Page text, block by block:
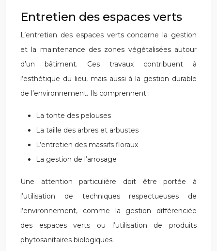
Entretien des espaces verts
L’entretien des espaces verts concerne la gestion
et la maintenance des zones végétalisées autour
d’un bâtiment. Ces travaux contribuent à
l’esthétique du lieu, mais aussi à la gestion durable
de l’environnement. Ils comprennent :
La tonte des pelouses
La taille des arbres et arbustes
L’entretien des massifs floraux
La gestion de l’arrosage
Une attention particulière doit être portée à
l’utilisation de techniques respectueuses de
l’environnement, comme la gestion différenciée
des espaces verts ou l’utilisation de produits
phytosanitaires biologiques.